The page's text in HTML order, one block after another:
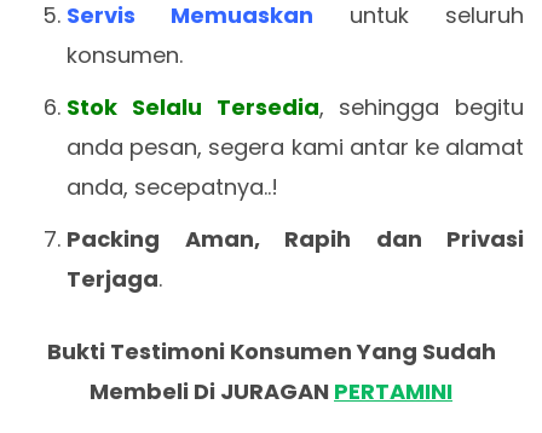
Servis Memuaskan untuk seluruh
konsumen.
Stok Selalu Tersedia, sehingga begitu
anda pesan, segera kami antar ke alamat
anda, secepatnya..!
Packing Aman, Rapih dan Privasi
Terjaga.
Bukti Testimoni Konsumen Yang Sudah
Membeli Di JURAGAN PERTAMINI